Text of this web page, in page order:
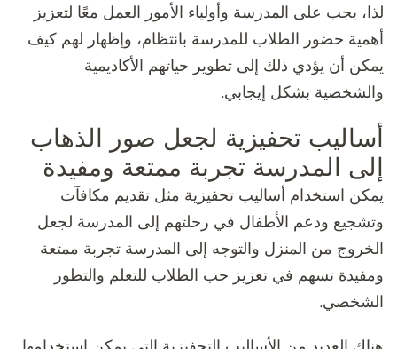
لذا، يجب على المدرسة وأولياء الأمور العمل معًا لتعزيز
أهمية حضور الطلاب للمدرسة بانتظام، وإظهار لهم كيف
يمكن أن يؤدي ذلك إلى تطوير حياتهم الأكاديمية
والشخصية بشكل إيجابي.
أساليب تحفيزية لجعل صور الذهاب
إلى المدرسة تجربة ممتعة ومفيدة
يمكن استخدام أساليب تحفيزية مثل تقديم مكافآت
وتشجيع ودعم الأطفال في رحلتهم إلى المدرسة لجعل
الخروج من المنزل والتوجه إلى المدرسة تجربة ممتعة
ومفيدة تسهم في تعزيز حب الطلاب للتعلم والتطور
الشخصي.